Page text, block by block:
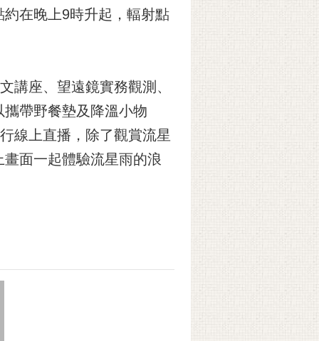
在晚上9時升起，輻射點
講座、望遠鏡實務觀測、
帶野餐墊及降溫小物
線上直播，除了觀賞流星
面一起體驗流星雨的浪